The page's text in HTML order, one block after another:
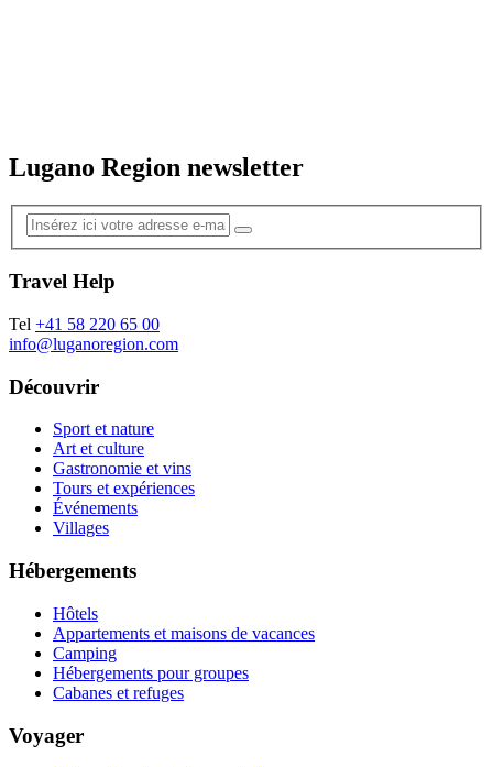
Lugano Region newsletter
Travel Help
Tel +41 58 220 65 00
info@luganoregion.com
Découvrir
Sport et nature
Art et culture
Gastronomie et vins
Tours et expériences
Événements
Villages
Hébergements
Hôtels
Appartements et maisons de vacances
Camping
Hébergements pour groupes
Cabanes et refuges
Voyager